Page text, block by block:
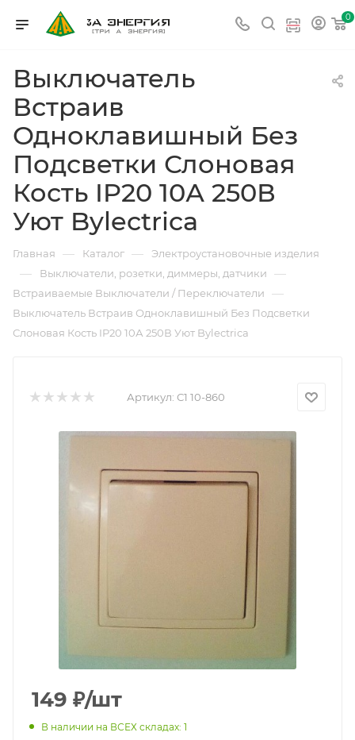
0
Выключатель
Встраив
Одноклавишный Без
Подсветки Слоновая
Кость IP20 10А 250В
Уют Bylectrica
Главная — Каталог — Электроустановочные изделия
— Выключатели, розетки, диммеры, датчики —
Встраиваемые Выключатели / Переключатели —
Выключатель Встраив Одноклавишный Без Подсветки
Слоновая Кость IP20 10А 250В Уют Bylectrica
Артикул: С1 10-860
149 ₽/шт
В наличии на ВСЕХ складах: 1